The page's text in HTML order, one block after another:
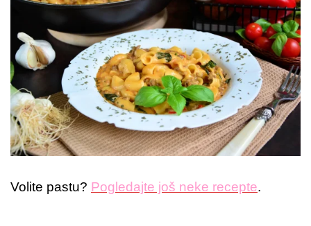
Volite pastu? Pogledajte još neke recepte.